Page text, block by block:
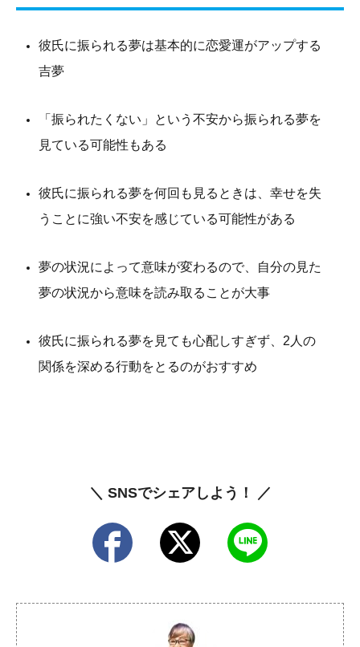
彼氏に振られる夢は基本的に恋愛運がアップする
吉夢
「振られたくない」という不安から振られる夢を
見ている可能性もある
彼氏に振られる夢を何回も見るときは、幸せを失
うことに強い不安を感じている可能性がある
夢の状況によって意味が変わるので、自分の見た
夢の状況から意味を読み取ることが大事
彼氏に振られる夢を見ても心配しすぎず、2人の
関係を深める行動をとるのがおすすめ
＼ SNSでシェアしよう！ ／